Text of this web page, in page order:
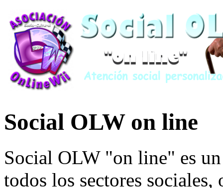
Social OLW on line
Social OLW "on line" es
todos los sectores sociales,